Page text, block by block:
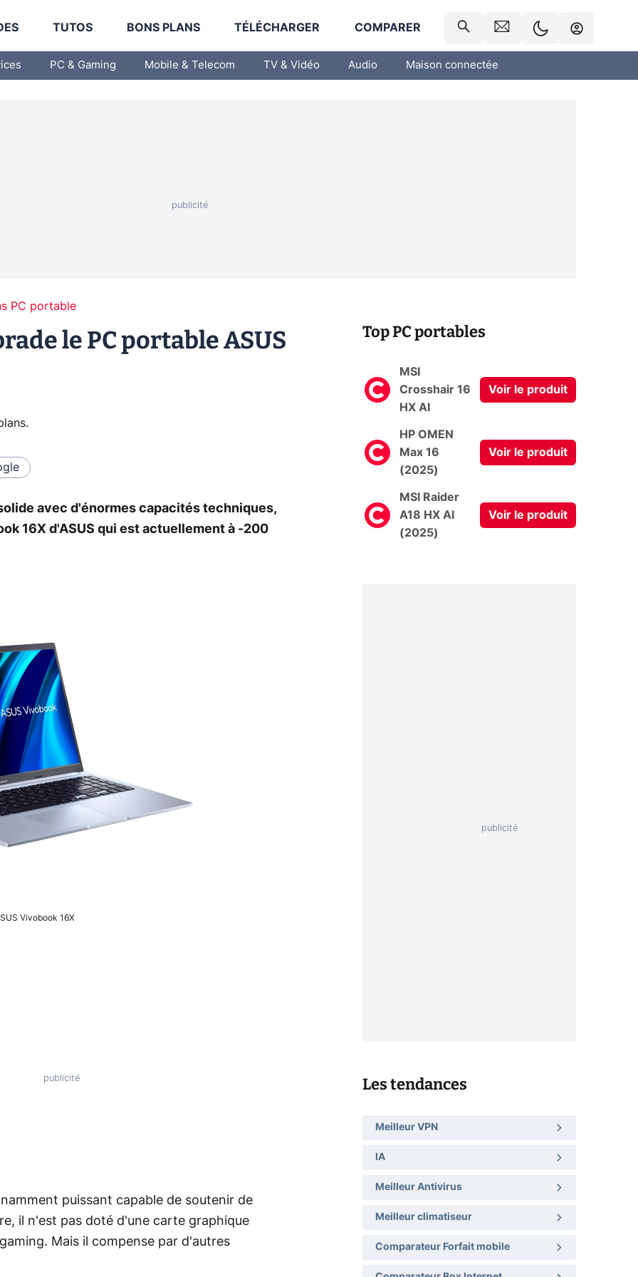
TUTOS BONS PLANS TÉLÉCHARGER COMPARER
PC & Gaming Mobile & Telecom TV & Vidéo Audio Maison connectée
PC portable
le PC portable ASUS
.
avec d'énormes capacités techniques,
16X d'ASUS qui est actuellement à -200
Vivobook 16X
puissant capable de soutenir de
il n'est pas doté d'une carte graphique
Mais il compense par d'autres
Top PC portables
MSI
Crosshair 16
HX AI
Voir le produit
HP OMEN
Max 16
(2025)
Voir le produit
MSI Raider
A18 HX AI
(2025)
Voir le produit
Les tendances
Meilleur VPN
IA
Meilleur Antivirus
Meilleur climatiseur
Comparateur Forfait mobile